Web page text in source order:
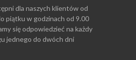
dla naszych klientów od
piątku w godzinach od 9.00
się odpowiedzieć na każdy
jednego do dwóch dni